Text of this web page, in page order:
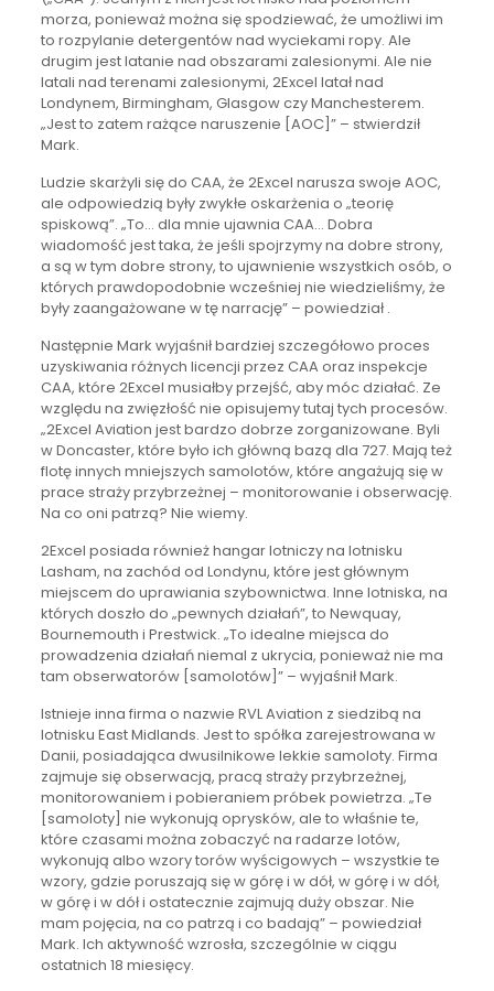
morza, ponieważ można się spodziewać, że umożliwi im
to rozpylanie detergentów nad wyciekami ropy. Ale
drugim jest latanie nad obszarami zalesionymi. Ale nie
latali nad terenami zalesionymi, 2Excel latał nad
Londynem, Birmingham, Glasgow czy Manchesterem.
„Jest to zatem rażące naruszenie [AOC]” – stwierdził
Mark.
Ludzie skarżyli się do CAA, że 2Excel narusza swoje AOC,
ale odpowiedzią były zwykłe oskarżenia o „teorię
spiskową”. „To… dla mnie ujawnia CAA… Dobra
wiadomość jest taka, że jeśli spojrzymy na dobre strony,
a są w tym dobre strony, to ujawnienie wszystkich osób, o
których prawdopodobnie wcześniej nie wiedzieliśmy, że
były zaangażowane w tę narrację” – powiedział .
Następnie Mark wyjaśnił bardziej szczegółowo proces
uzyskiwania różnych licencji przez CAA oraz inspekcje
CAA, które 2Excel musiałby przejść, aby móc działać. Ze
względu na zwięzłość nie opisujemy tutaj tych procesów.
„2Excel Aviation jest bardzo dobrze zorganizowane. Byli
w Doncaster, które było ich główną bazą dla 727. Mają też
flotę innych mniejszych samolotów, które angażują się w
prace straży przybrzeżnej – monitorowanie i obserwację.
Na co oni patrzą? Nie wiemy.
2Excel posiada również hangar lotniczy na lotnisku
Lasham, na zachód od Londynu, które jest głównym
miejscem do uprawiania szybownictwa. Inne lotniska, na
których doszło do „pewnych działań”, to Newquay,
Bournemouth i Prestwick. „To idealne miejsca do
prowadzenia działań niemal z ukrycia, ponieważ nie ma
tam obserwatorów [samolotów]” – wyjaśnił Mark.
Istnieje inna firma o nazwie RVL Aviation z siedzibą na
lotnisku East Midlands. Jest to spółka zarejestrowana w
Danii, posiadająca dwusilnikowe lekkie samoloty. Firma
zajmuje się obserwacją, pracą straży przybrzeżnej,
monitorowaniem i pobieraniem próbek powietrza. „Te
[samoloty] nie wykonują oprysków, ale to właśnie te,
które czasami można zobaczyć na radarze lotów,
wykonują albo wzory torów wyścigowych – wszystkie te
wzory, gdzie poruszają się w górę i w dół, w górę i w dół,
w górę i w dół i ostatecznie zajmują duży obszar. Nie
mam pojęcia, na co patrzą i co badają” – powiedział
Mark. Ich aktywność wzrosła, szczególnie w ciągu
ostatnich 18 miesięcy.